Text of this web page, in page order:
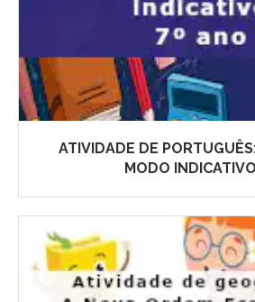
ATIVIDADE DE
MODO